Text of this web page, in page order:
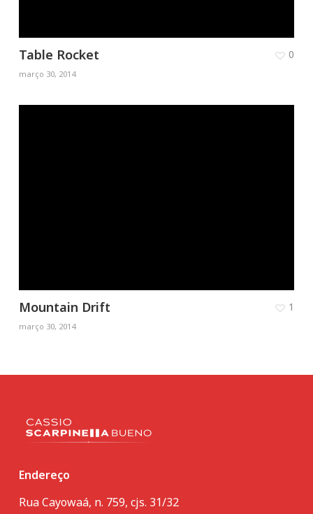
Table Rocket
março 30, 2014
0
Mountain Drift
março 30, 2014
1
Endereço
Rua Cayowaá, n. 759, cjs. 31/32